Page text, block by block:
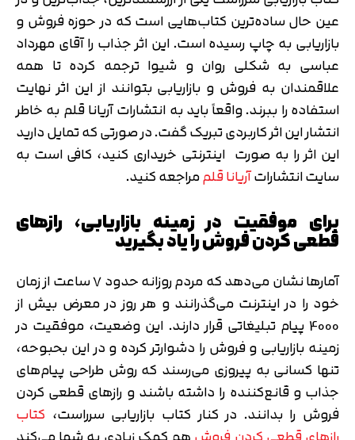
عین حال ساده‌ترین کتاب‌هایی است که در حوزه فروش و
بازاریابی به چاپ رسیده است. این اثر جذاب را آقای مهرداد
عباسی به شکلی روان و شیوا ترجمه کرده تا همه
علاقمندان به فروش و بازاریابی بتوانند از این اثر نهایت
استفاده را ببرند. واقعاً باید به انتشارات آریانا قلم به خاطر
انتشار این اثر کاربردی تبریک گفت. در صورتی که تمایل دارید
این اثر را به صورت اینترنتی خریداری کنید، کافی است به
سایت انتشاراتآریانا قلممراجعه کنید.
برای موفقیت در زمینه بازاریابی، رازهای
قطعی کردن فروش را یاد بگیرید
آمارها نشان می‌دهد که مردم روزانه حدود 7 ساعت از زمان
خود را در اینترنت می‌گذرانند و هر روز در معرض بیش از
4000 پیام تبلیغاتی قرار دارند. این وضعیت، موفقیت در
زمینه بازاریابی و فروش را دشوارتر کرده و در این بحبوحه،
تنها کسانی به پیروزی می‌رسند که روش طراحی پیام‌های
جذاب و قانع‌کننده را داشته باشند و رازهای قطعی کردن
فروش را بدانند. در کنار کتاب بازاریابی سرراست، کتاب